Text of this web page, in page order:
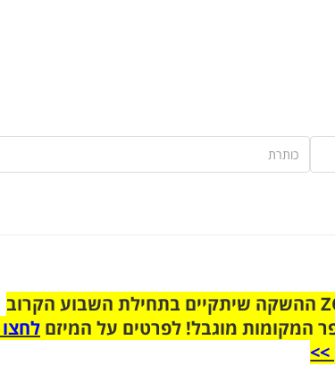
הצטרפו לקבוצת הוואטסאפ לקראת ZOOM ההשקה שיתקיים בתחילת השבוע הקרוב
המקומות מוגבל! לפרטים על המיזם
>>